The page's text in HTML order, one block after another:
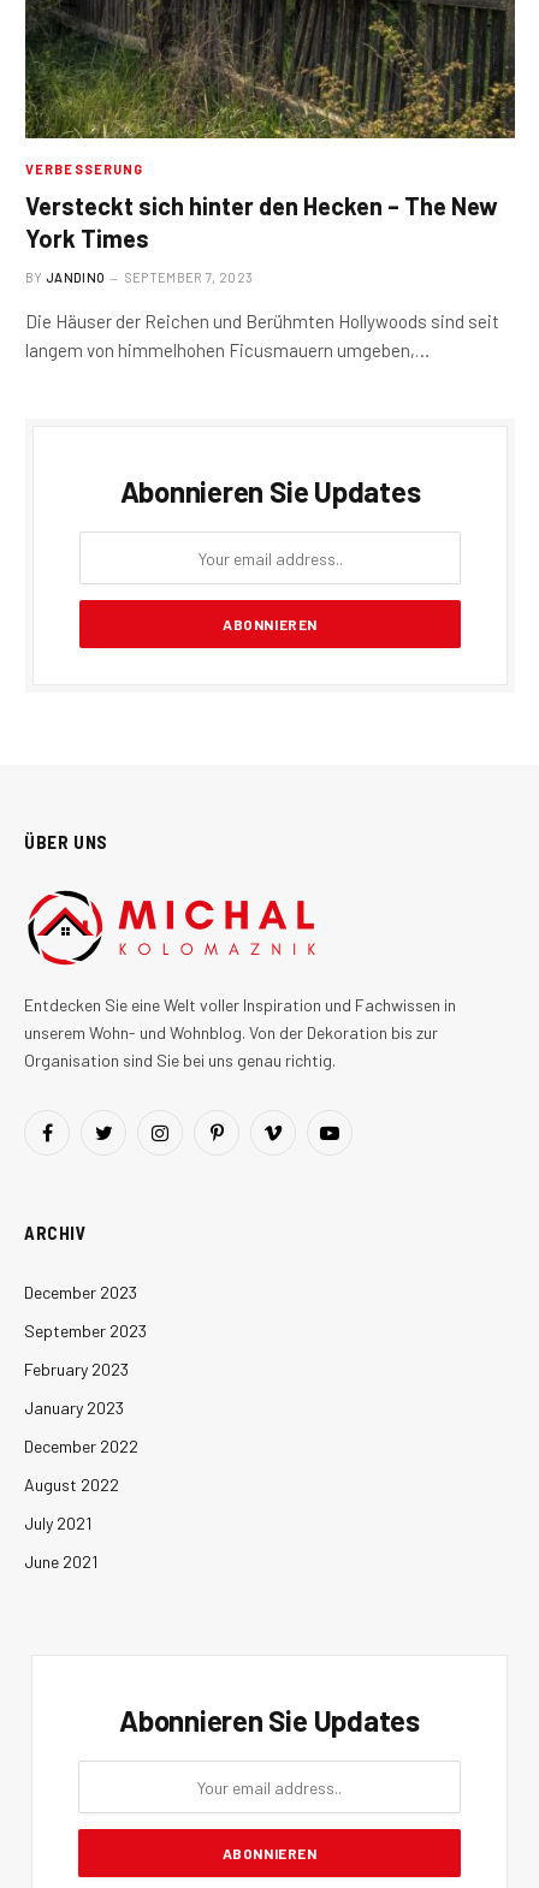
VERBESSERUNG
Versteckt sich hinter den Hecken – The New
York Times
BY JANDINO SEPTEMBER 7, 2023
Die Häuser der Reichen und Berühmten Hollywoods sind seit
langem von himmelhohen Ficusmauern umgeben,…
Abonnieren Sie Updates
ÜBER UNS
Entdecken Sie eine Welt voller Inspiration und Fachwissen in
unserem Wohn- und Wohnblog. Von der Dekoration bis zur
Organisation sind Sie bei uns genau richtig.
FacebookTwitterInstagramPinterestVimeo YouTube
ARCHIV
December 2023
September 2023
February 2023
January 2023
December 2022
August 2022
July 2021
June 2021
Abonnieren Sie Updates